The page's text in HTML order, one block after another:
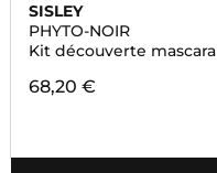
SISLEY
PHYTO-NOIR
Kit découverte mascara
68,20 €